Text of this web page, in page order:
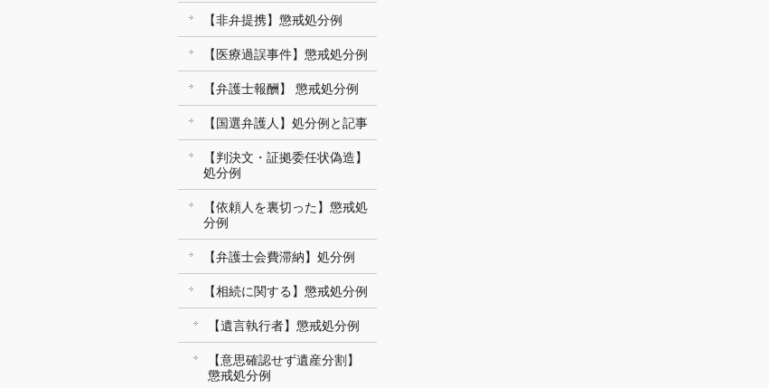
【非弁提携】懲戒処分例
【医療過誤事件】懲戒処分例
【弁護士報酬】 懲戒処分例
【国選弁護人】処分例と記事
【判決文・証拠委任状偽造】
処分例
【依頼人を裏切った】懲戒処
分例
【弁護士会費滞納】処分例
【相続に関する】懲戒処分例
【遺言執行者】懲戒処分例
【意思確認せず遺産分割】
懲戒処分例